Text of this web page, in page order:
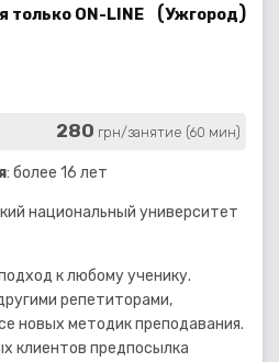
только ON-LINE (Ужгород)
280 грн/занятие (60 мин)
: более 16 лет
национальный университет
к любому ученику.
репетиторами,
новых методик преподавания.
клиентов предпосылка